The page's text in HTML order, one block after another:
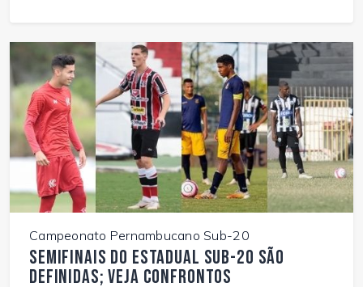
Campeonato Pernambucano Sub-20
Semifinais do Estadual Sub-20 são
definidas; veja confrontos